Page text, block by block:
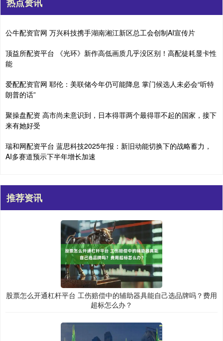
热点资讯
公牛配资官网 万兴科技携手湖南湘江新区总工会创制AI宣传片
顶益所配资平台 《光环》新作高低画质几乎没区别！高配徒耗显卡性
能
爱配配资官网 耶伦：美联储今年仍可能降息 掌门候选人未必会“听特
朗普的话”
聚操盘配资 高市尚未意识到，日本得罪两个最得罪不起的国家，接下
来有她好受
瑞和网配资平台 蓝思科技2025年报：新旧动能切换下的战略蓄力，
AI多赛道预示下半年增长加速
推荐资讯
股票怎么开通杠杆平台 工伤赔偿中的辅助器具能自己选品牌吗？费用
超标怎么办？